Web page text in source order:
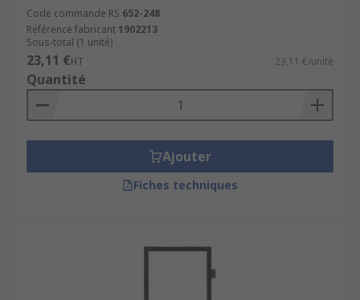
Code commande RS 652-248
Référence fabricant 1902213
Sous-total (1 unité)
23,11 €HT 23,11 €/unité
Quantité
Ajouter
Fiches techniques